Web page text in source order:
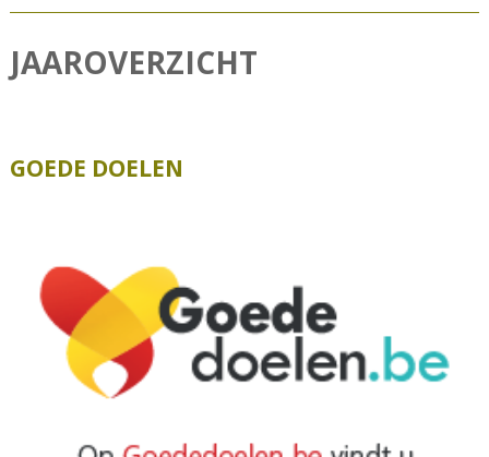
JAAROVERZICHT
GOEDE DOELEN